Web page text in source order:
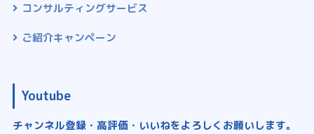
コンサルティングサービス
ご紹介キャンペーン
Youtube
チャンネル登録・高評価・いいねをよろしくお願いします。